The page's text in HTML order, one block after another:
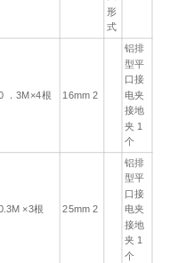
形
式
．3M×4根 16mm 2
铝排
型平
口接
电夹
接地
夹 1
个
×3根 25mm 2
铝排
型平
口接
电夹
接地
夹 1
个